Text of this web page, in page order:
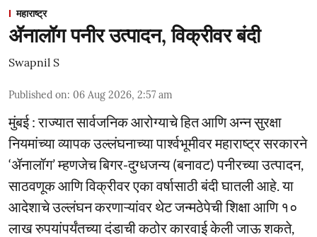
महाराष्ट्र
ॲनालॉग पनीर उत्पादन, विक्रीवर बंदी
Swapnil S
Published on: 06 Aug 2026, 2:57 am
मुंबई : राज्यात सार्वजनिक आरोग्याचे हित आणि अन्न सुरक्षा
नियमांच्या व्यापक उल्लंघनाच्या पार्श्वभूमीवर महाराष्ट्र सरकारने
‘ॲनालॉग’ म्हणजेच बिगर-दुग्धजन्य (बनावट) पनीरच्या उत्पादन,
साठवणूक आणि विक्रीवर एका वर्षासाठी बंदी घातली आहे. या
आदेशाचे उल्लंघन करणाऱ्यांवर थेट जन्मठेपेची शिक्षा आणि १०
लाख रुपयांपर्यंतच्या दंडाची कठोर कारवाई केली जाऊ शकते,